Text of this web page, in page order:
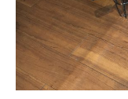
盗難保証
SpotMateログイン